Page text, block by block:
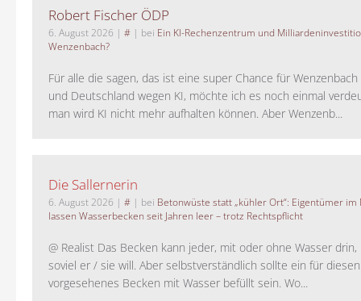
Robert Fischer ÖDP
6. August 2026 | # | bei Ein KI-Rechenzentrum und
Wenzenbach?
Für alle die sagen, das ist eine super Chance für
und Deutschland wegen KI, möchte ich es noch einmal
man wird KI nicht mehr aufhalten können. Aber Wenzenb...
Die Sallernerin
6. August 2026 | # | bei Betonwüste statt „kühler Ort“: Eigentümer
lassen Wasserbecken seit Jahren leer – trotz Rechtspflicht
@ Realist Das Becken kann jeder, mit oder ohne Wasser
soviel er / sie will. Aber selbstverständlich sollte ein für
vorgesehenes Becken mit Wasser befüllt sein. Wo...